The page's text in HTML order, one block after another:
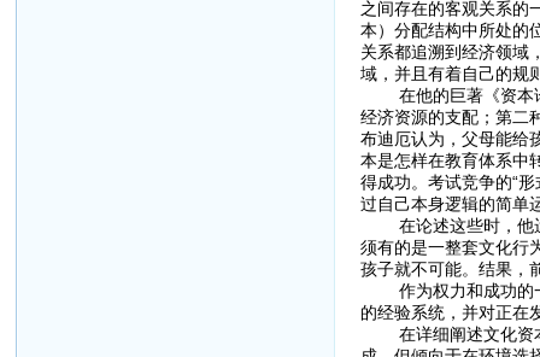
之间存在的客观关系的
本）分配结构中所处的
关系都追溯到经济领域
域，并且有着自己的规
在他的巨著《资本论
经济资源的支配；第二
布迪厄认为，父母能给
本是怎样在教育体系中
得成功。考试竞争的“
过自己本身逻辑的简单
在论述这些时，他运
须有的是一整套文化行
孩子就不可能。结果，
作为权力和成功的一
的经验系统，并对正在
在详细阐述文化资本